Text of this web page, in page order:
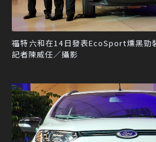
福特六和在14日發表EcoSport燻黑勁
記者陳威任／攝影